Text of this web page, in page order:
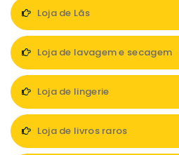
Loja de Lãs
Loja de lavagem e secagem
Loja de lingerie
Loja de livros raros